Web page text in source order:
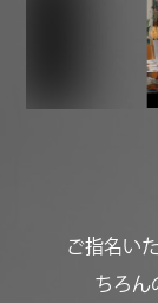
ご指名いた
ちろん